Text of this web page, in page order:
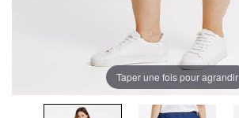
Taper une fois pour agrandir